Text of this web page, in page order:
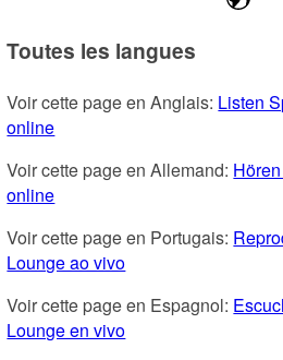
Toutes les langues
Voir cette page en Anglais: Listen
online
Voir cette page en Allemand:
online
Voir cette page en Portugais:
Lounge ao vivo
Voir cette page en Espagnol:
Lounge en vivo